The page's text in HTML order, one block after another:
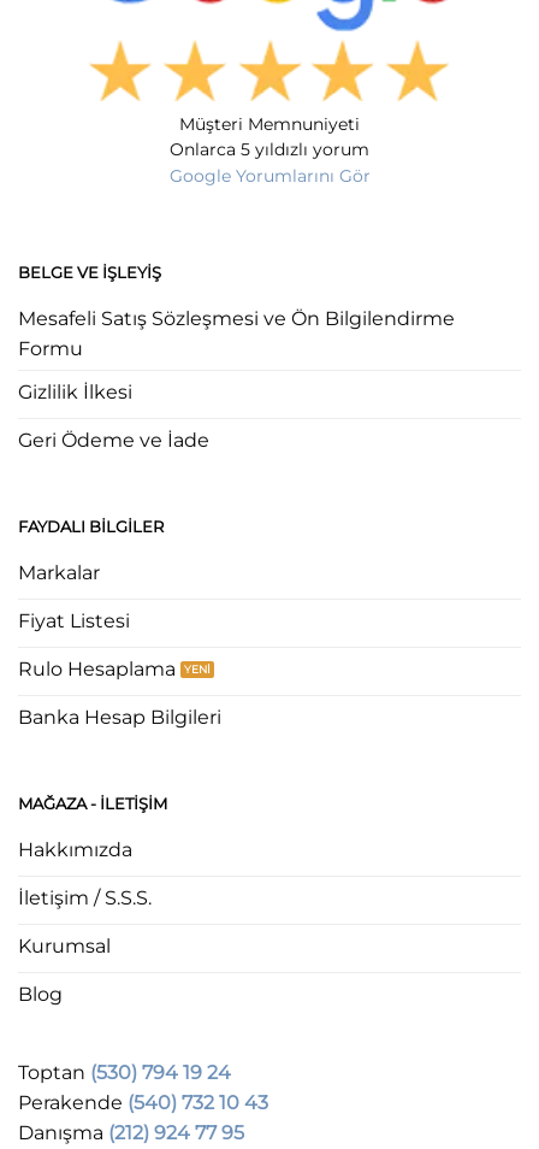
Müşteri Memnuniyeti
Onlarca 5 yıldızlı yorum
Google Yorumlarını Gör
BELGE VE İŞLEYIŞ
Mesafeli Satış Sözleşmesi ve Ön Bilgilendirme
Formu
Gizlilik İlkesi
Geri Ödeme ve İade
FAYDALI BILGILER
Markalar
Fiyat Listesi
Rulo Hesaplama
Banka Hesap Bilgileri
MAĞAZA - ILETIŞIM
Hakkımızda
İletişim / S.S.S.
Kurumsal
Blog
Toptan (530) 794 19 24
Perakende (540) 732 10 43
Danışma (212) 924 77 95